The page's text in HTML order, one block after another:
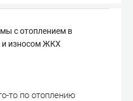
с отоплением в
и износом ЖКХ
то по отоплению